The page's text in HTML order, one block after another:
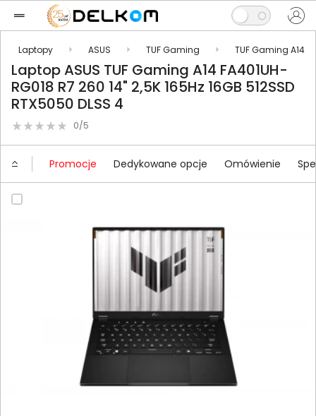
Laptopy ASUS TUF Gaming TUF Gaming A14
Laptop ASUS TUF Gaming A14 FA401UH-
RG018 R7 260 14" 2,5K 165Hz 16GB 512SSD
RTX5050 DLSS 4
0/5
Promocje Dedykowane opcje Omówienie